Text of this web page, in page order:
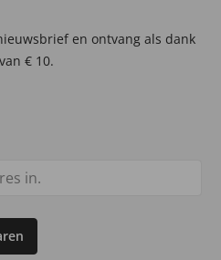
en ontvang als dank
€ 10.